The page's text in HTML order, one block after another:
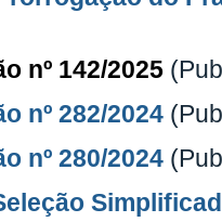
nº 142/2025
nº 282/2024
nº 280/2024